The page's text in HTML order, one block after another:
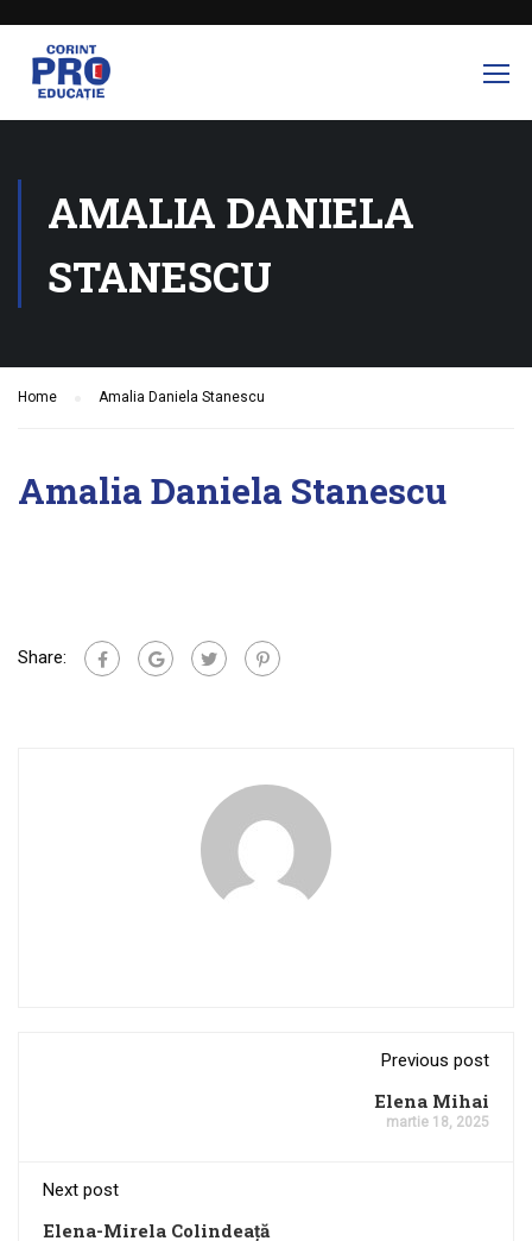
AMALIA DANIELA
STANESCU
Home Amalia Daniela Stanescu
Amalia Daniela Stanescu
Share:
Previous post
Elena Mihai
martie 18, 2025
Next post
Elena-Mirela Colindeață